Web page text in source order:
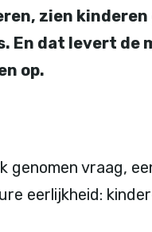
zien
En dat levert de
op.
vraag,
eerlijkheid: